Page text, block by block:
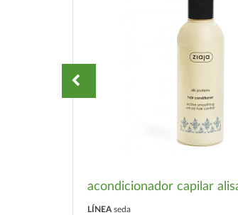
acondicionador capilar
LÍNEA seda